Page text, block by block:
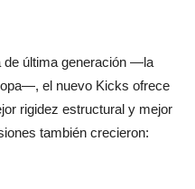
de última generación —la
el nuevo Kicks ofrece
rigidez estructural y mejor
también crecieron: